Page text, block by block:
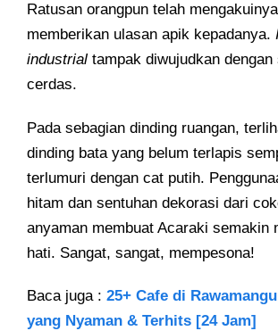
Ratusan orangpun telah
memberikan ulasan apik kepadanya.
industrial tampak diwujudkan dengan
cerdas.
Pada sebagian dinding ruangan,
dinding bata yang belum terlapis
terlumuri dengan cat putih.
hitam dan sentuhan dekorasi dari
anyaman membuat Acaraki semakin
hati. Sangat, sangat, mempesona!
Baca juga : 25+ Cafe di
yang Nyaman & Terhits [24 Jam]